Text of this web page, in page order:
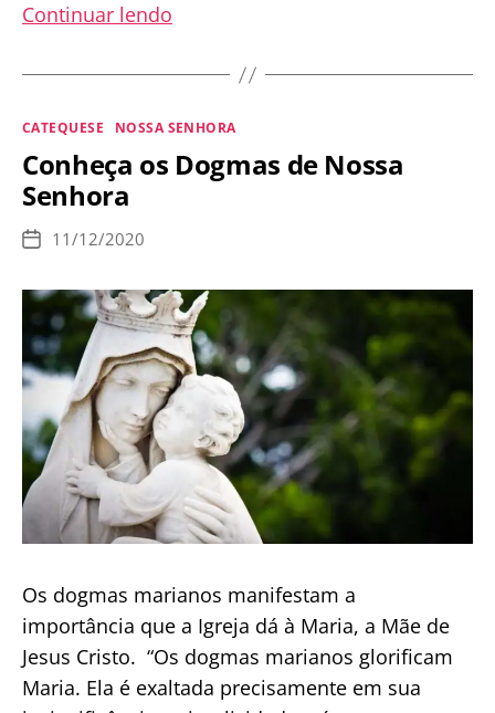
Continuar lendo
que,
pela
Virgem,
o
dogma
da
Assunção
Categorias
CATEQUESE NOSSA SENHORA
Conheça os Dogmas de Nossa
Senhora
Data
publicação
11/12/2020
Os dogmas marianos manifestam a
importância que a Igreja dá à Maria, a Mãe de
Jesus Cristo. “Os dogmas marianos glorificam
Maria. Ela é exaltada precisamente em sua